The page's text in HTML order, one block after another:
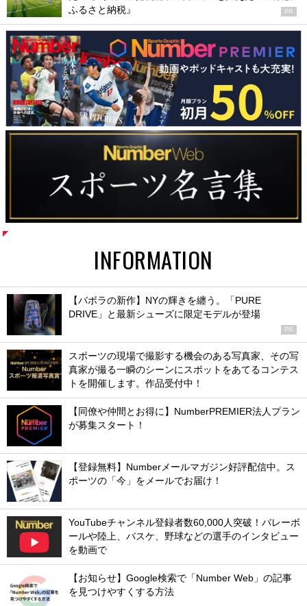
ふるさと納税』
PR
INFORMATION
【バボラの新作】NYの輝きを纏う。「PURE
DRIVE」と最新シューズに限定モデルが登場
PR
スポーツの現場で撮影する機会のある写真家、その写
真家が撮る一瞬のシーンにスポットをあてるコンテス
トを開催します。作品受付中！
【同僚や仲間とお得に】NumberPREMIER法人プラン
が募集スタート！
【登録無料】Numberメールマガジン好評配信中。ス
ポーツの「今」をメールでお届け！
YouTubeチャンネル登録者数60,000人突破！バレーボ
ールや陸上、バスケ、野球などの選手のインタビュー
を動画で
【お知らせ】Google検索で「Number Web」の記事
を見つけやすくする方法